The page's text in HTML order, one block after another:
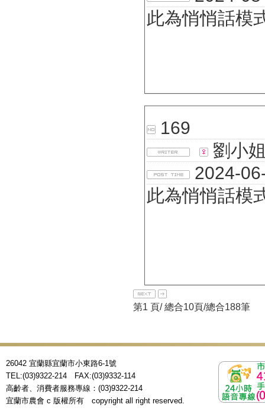
此為悄悄話模
169
劉小
2024-
此為悄悄話模
第1 頁/ 總合10頁/總合188筆
26042 宜蘭縣宜蘭市小東路6-1號
TEL:(03)9322-214 FAX:(03)9332-114
高齡者、消費者服務專線：(03)9322-214
宜蘭市農會 c 版權所有 copyright all right reserved.